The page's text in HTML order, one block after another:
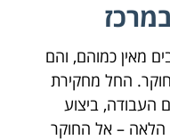
מאין כמוהם, והם
החל מחקירת
העבודה, ביצוע
הלאה – אל החוקר